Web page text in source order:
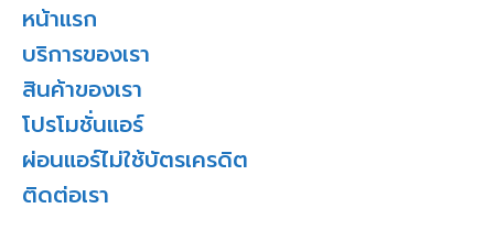
หน้าแรก
บริการของเรา
สินค้าของเรา
โปรโมชั่นแอร์
ผ่อนแอร์ไม่ใช้บัตรเครดิต
ติดต่อเรา